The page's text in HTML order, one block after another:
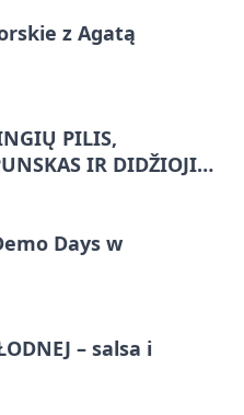
z Agatą
PILIS,
IR DIDŽIOJI
kelionė
Days w
– salsa i